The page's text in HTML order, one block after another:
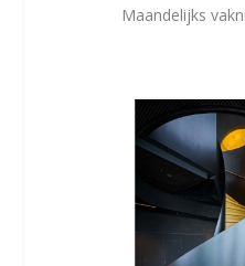
Maandelijks